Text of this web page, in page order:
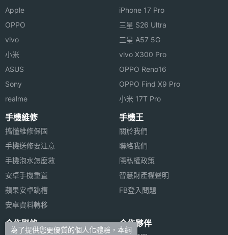
Apple
OPPO
vivo
小米
ASUS
Sony
realme
iPhone 17 Pro
三星 S26 Ultra
三星 A57 5G
vivo X300 Pro
OPPO Reno16
OPPO Find X9 Pro
小米 17T Pro
手機維修
搞懂維修保固
手機送修要注意
手機泡水怎麼救
安卓手機重置
蘋果安卓跳槽
安卓資料轉移
手機王
關於我們
聯絡我們
隱私權政策
智慧財產權聲明
FB登入問題
合作聯絡 合作夥伴
為了提供您更優質的個人化體驗，本網